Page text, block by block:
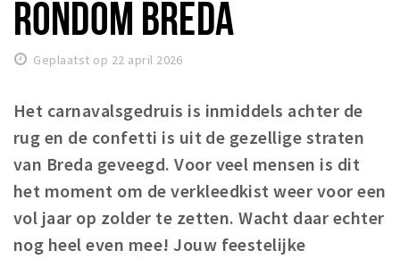
Slapen
Winkelgebieden
Parkeren
Bezienswaardigheden
Musea, theaters & podia
Uitjes & activiteiten
RONDOM BREDA
Geplaatst op 22 april 2026
Het carnavalsgedruis is inmiddels achter de
rug en de confetti is uit de gezellige straten
van Breda geveegd. Voor veel mensen is dit
het moment om de verkleedkist weer voor een
vol jaar op zolder te zetten. Wacht daar echter
nog heel even mee! Jouw feestelijke